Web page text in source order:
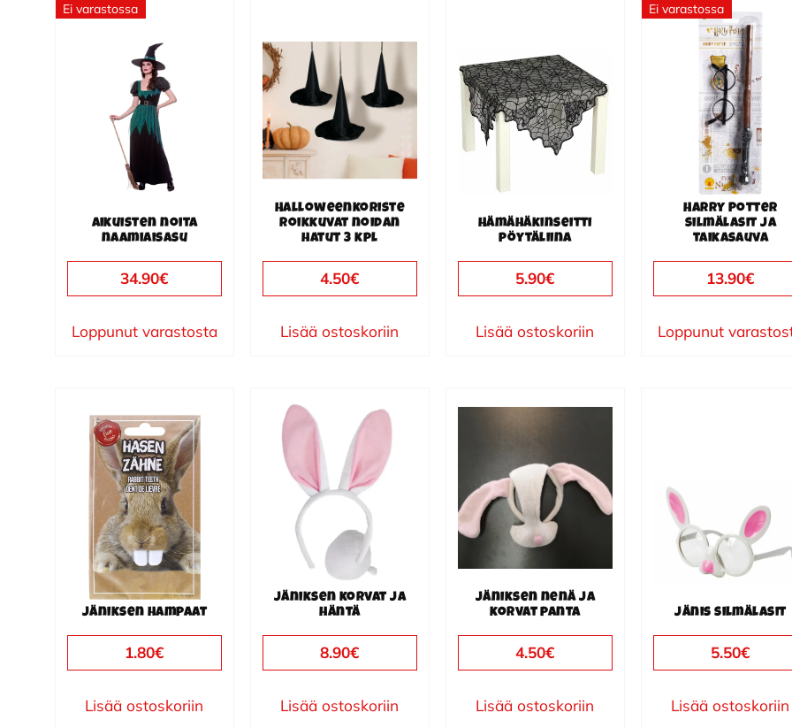
Ei varastossa
Aikuisten noita
naamiaisasu
34.90€
Loppunut varastosta
Tällä
muunnelma.
tuotteen
sivulla.
Halloweenkoriste
roikkuvat noidan
hatut 3 kpl
4.50€
Lisää ostoskoriin
Hämähäkinseitti
pöytäliina
5.90€
Lisää ostoskoriin
Ei varastossa
Harry Potter
silmälasit ja
taikasauva
13.90€
Loppunut
Jäniksen hampaat
1.80€
Lisää ostoskoriin
Jäniksen korvat ja
häntä
8.90€
Lisää ostoskoriin
Jäniksen nenä ja
korvat panta
4.50€
Lisää ostoskoriin
Jänis silmälasit
5.50€
Lisää ostoskoriin